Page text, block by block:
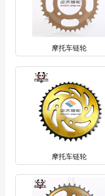
摩托车链轮
摩托车链轮